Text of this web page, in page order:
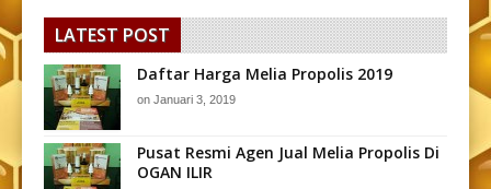
LATEST POST
Daftar Harga Melia Propolis 2019
on Januari 3, 2019
Pusat Resmi Agen Jual Melia Propolis Di
OGAN ILIR